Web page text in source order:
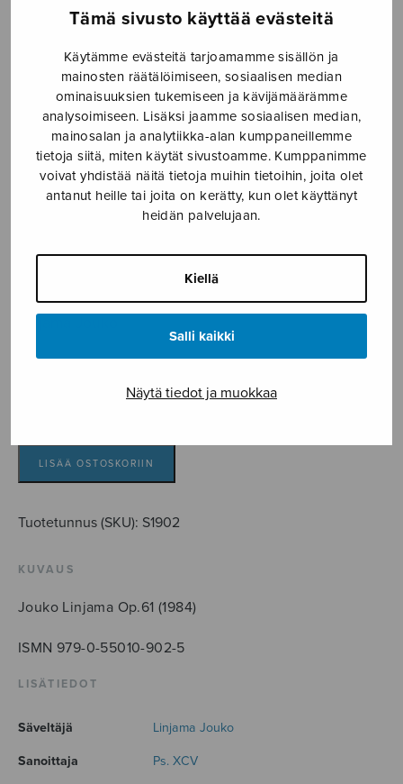
Tämä sivusto käyttää evästeitä
Käytämme evästeitä tarjoamamme sisällön ja
mainosten räätälöimiseen, sosiaalisen median
ominaisuuksien tukemiseen ja kävijämäärämme
analysoimiseen. Lisäksi jaamme sosiaalisen median,
mainosalan ja analytiikka-alan kumppaneillemme
tietoja siitä, miten käytät sivustoamme. Kumppanimme
voivat yhdistää näitä tietoja muihin tietoihin, joita olet
antanut heille tai joita on kerätty, kun olet käyttänyt
heidän palvelujaan.
Kiellä
Salli kaikki
Näytä tiedot ja muokkaa
› Nuottikauppa › Sekakuoro › Cantate,
Cantate,
annuntiate
7,50€
annuntiate
määräLISÄÄ OSTOSKORIIN
Tuotetunnus (SKU): S1902
KUVAUS
Jouko Linjama Op.61 (1984)
ISMN 979-0-55010-902-5
LISÄTIEDOT
Säveltäjä Linjama Jouko
Sanoittaja Ps. XCV